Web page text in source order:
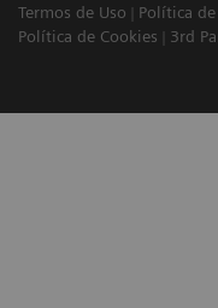
Termos de Uso
Política
Política de Cookies
3rd